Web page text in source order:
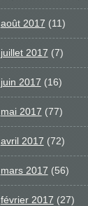
août 2017 (11)
juillet 2017 (7)
juin 2017 (16)
mai 2017 (77)
avril 2017 (72)
mars 2017 (56)
février 2017 (27)